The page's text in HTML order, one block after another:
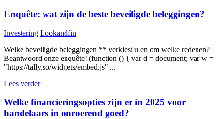
Enquête: wat zijn de beste beveiligde beleggingen?
Investering Lookandfin
Welke beveiligde beleggingen ** verkiest u en om welke redenen?
Beantwoord onze enquête! (function () { var d = document; var w =
"https://tally.so/widgets/embed.js";...
Lees verder
Welke financieringsopties zijn er in 2025 voor
handelaars in onroerend goed?